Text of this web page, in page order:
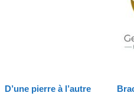
D’une pierre à l’autre